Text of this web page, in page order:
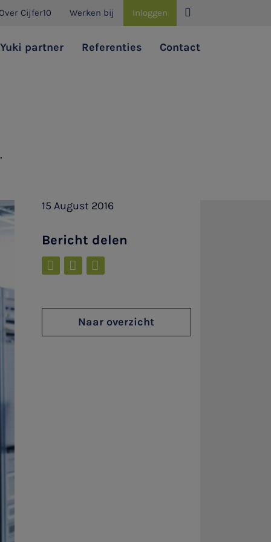
Cijfer10 Werken bij Inloggen
Yuki partner Referenties Contact
15 August 2016
Bericht delen
  
Naar overzicht